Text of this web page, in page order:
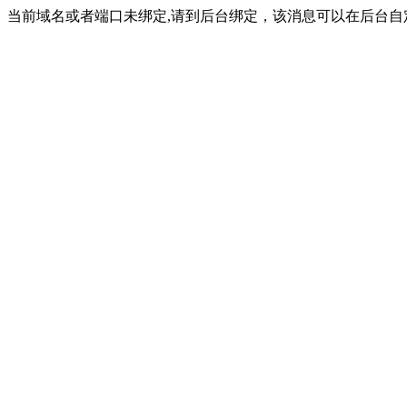
当前域名或者端口未绑定,请到后台绑定，该消息可以在后台自